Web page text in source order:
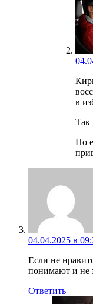
в
Так
Но
04.04.2025 в
Если не
понимают и не
Ответить